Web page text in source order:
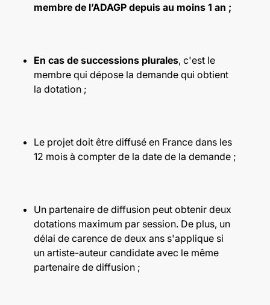
membre de l’ADAGP depuis au moins 1 an ;
En cas de successions plurales, c'est le
membre qui dépose la demande qui obtient
la dotation ;
Le projet doit être diffusé en France dans les
12 mois à compter de la date de la demande ;
Un partenaire de diffusion peut obtenir deux
dotations maximum par session. De plus, un
délai de carence de deux ans s'applique si
un artiste-auteur candidate avec le même
partenaire de diffusion ;